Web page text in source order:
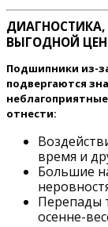
ВЫГОДНОЙ
Подшипники из-
подвергаются
отнести:
время и
Большие
Перепады
осенне-